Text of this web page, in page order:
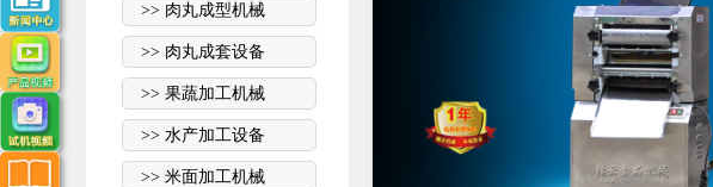
>> 肉丸成型机械
>> 肉丸成套设备
>> 果蔬加工机械
>> 水产加工设备
>> 米面加工机械